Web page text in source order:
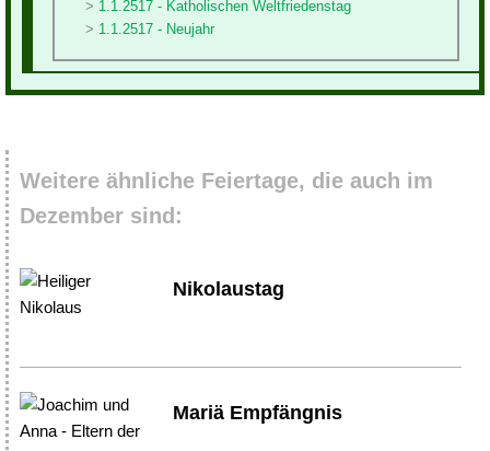
1.1.2517 - Katholischen Weltfriedenstag
1.1.2517 - Neujahr
Weitere ähnliche Feiertage, die auch im
Dezember sind:
Nikolaustag
Mariä Empfängnis